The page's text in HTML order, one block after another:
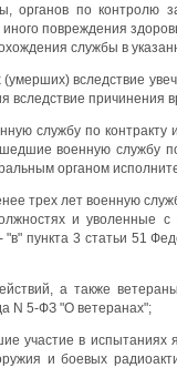
органов по контролю
повреждения
службы в
(умерших) вследствие
вследствие причинения
службу по
военную службу
органом
трех лет военную
и уволенные
пункта 3 статьи 51
а также
N 5-ФЗ "О ветеранах";
участие в
и боевых